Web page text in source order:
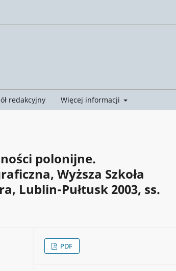
redakcyjny Więcej informacji
polonijne.
Wyższa Szkoła
Lublin-Pułtusk 2003, ss.
PDF